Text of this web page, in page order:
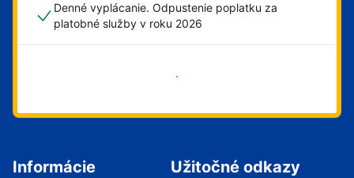
Denné vyplácanie. Odpustenie poplatku za
platobné služby v roku 2026
Informácie Užitočné odkazy